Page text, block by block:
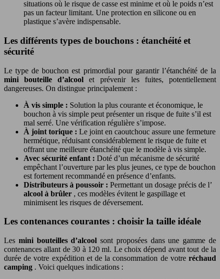
situations où le risque de casse est minime et où le poids n’est
pas un facteur limitant. Une protection en silicone ou en
plastique s’avère indispensable.
Les différents types de bouchons : étanchéité et
sécurité
Le type de bouchon est primordial pour garantir l’étanchéité de la
mini bouteille d’alcoolet prévenir les fuites, potentiellement
dangereuses. On distingue principalement :
À vis simple : Solution la plus courante et économique, le
bouchon à vis simple peut présenter un risque de fuite s’il est
mal serré. Une vérification régulière s’impose.
À joint torique : Le joint en caoutchouc assure une fermeture
hermétique, réduisant considérablement le risque de fuite et
offrant une meilleure étanchéité que le modèle à vis simple.
Avec sécurité enfant : Doté d’un mécanisme de sécurité
empêchant l’ouverture par les plus jeunes, ce type de bouchon
est fortement recommandé en présence d’enfants.
Distributeurs à poussoir : Permettant un dosage précis de l’
alcool à brûler , ces modèles évitent le gaspillage et
minimisent les risques de déversement.
Les contenances courantes : choisir la taille idéale
Les mini bouteilles d’alcoolsont proposées dans une gamme de
contenances allant de 30 à 120 ml. Le choix dépend avant tout de la
durée de votre expédition et de la consommation de votre réchaud
camping . Voici quelques indications :